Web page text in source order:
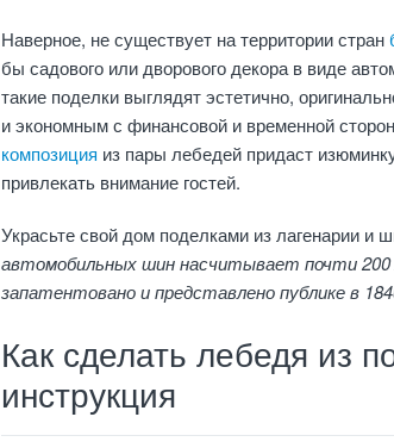
Наверное, не существует на территории стран
бы садового или дворового декора в виде
такие поделки выглядят эстетично,
и экономным с финансовой и временной
композиция из пары лебедей придаст
привлекать внимание гостей.
Украсьте свой дом поделками из лагенарии и
автомобильных шин насчитывает почти
запатентовано и представлено публике в
Как сделать лебедя из
инструкция